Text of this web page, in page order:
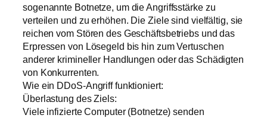
sogenannte Botnetze, um die Angriffsstärke zu
verteilen und zu erhöhen. Die Ziele sind vielfältig, sie
reichen vom Stören des Geschäftsbetriebs und das
Erpressen von Lösegeld bis hin zum Vertuschen
anderer krimineller Handlungen oder das Schädigten
von Konkurrenten.
Wie ein DDoS-Angriff funktioniert:
Überlastung des Ziels:
Viele infizierte Computer (Botnetze) senden